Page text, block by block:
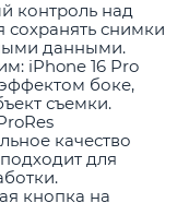
контроль над
сохранять снимки
данными.
iPhone 16 Pro
боке,
съемки.
качество
для
кнопка на